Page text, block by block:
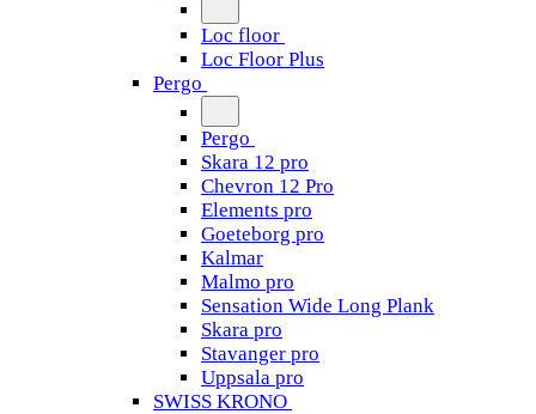
Loc floor
Loc Floor Plus
Pergo
Pergo
Skara 12 pro
Chevron 12 Pro
Elements pro
Goeteborg pro
Kalmar
Malmo pro
Sensation Wide Long Plank
Skara pro
Stavanger pro
Uppsala pro
SWISS KRONO